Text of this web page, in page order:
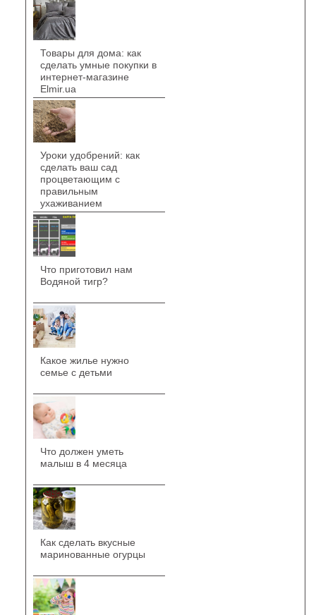
Товары для дома: как
сделать умные покупки в
интернет-магазине
Elmir.ua
Уроки удобрений: как
сделать ваш сад
процветающим с
правильным
ухаживанием
Что приготовил нам
Водяной тигр?
Какое жилье нужно
семье с детьми
Что должен уметь
малыш в 4 месяца
Как сделать вкусные
маринованные огурцы